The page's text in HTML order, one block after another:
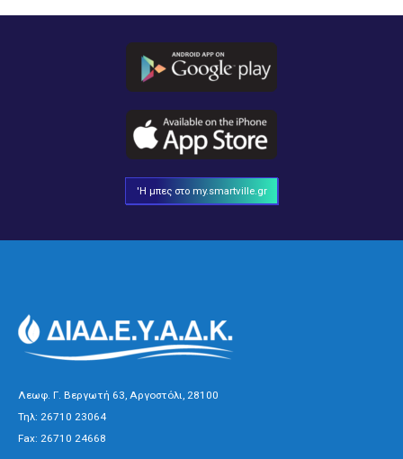
'Η μπες στο my.smartville.gr
Λεωφ. Γ. Βεργωτή 63, Αργοστόλι, 28100
Τηλ: 26710 23064
Fax: 26710 24668